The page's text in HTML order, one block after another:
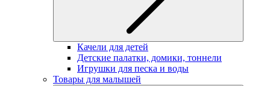
Качели для детей
Детские палатки, домики, тоннели
Игрушки для песка и воды
Товары для малышей